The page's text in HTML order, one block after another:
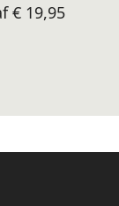
€ 19,95